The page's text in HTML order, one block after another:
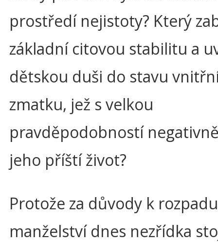
prostředí nejistoty? Který
základní citovou stabilitu a
dětskou duši do stavu
zmatku, jež s velkou
pravděpodobností
jeho příští život?
Protože za důvody k rozpadu
manželství dnes nezřídka